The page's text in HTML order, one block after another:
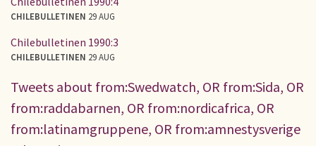
CHILEBULLETINEN 29 AUG
Chilebulletinen 1990:3
CHILEBULLETINEN 29 AUG
Tweets about from:Swedwatch, OR from:Sida, OR
from:raddabarnen, OR from:nordicafrica, OR
from:latinamgruppene, OR from:amnestysverige